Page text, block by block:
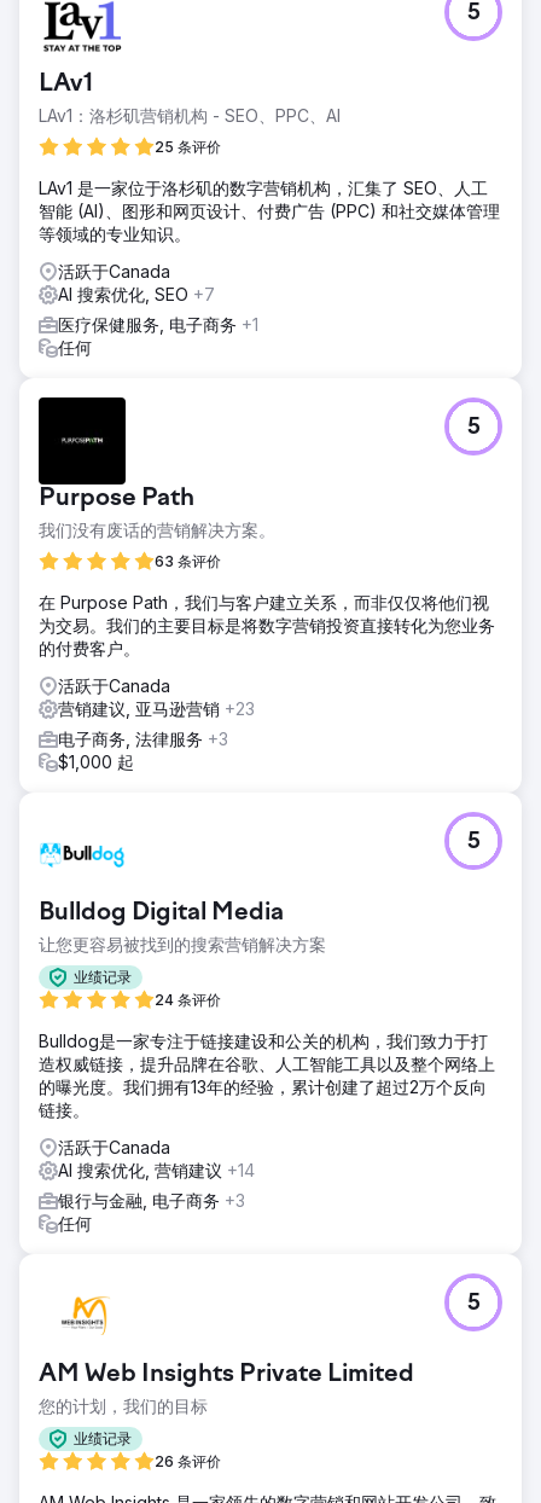
LAv1
LAv1：洛杉矶营销机构 - SEO、PPC、AI
25 条评价
5
LAv1 是一家位于洛杉矶的数字营销机构，汇集了 SEO、人工
智能 (AI)、图形和网页设计、付费广告 (PPC) 和社交媒体管理
等领域的专业知识。
活跃于Canada
AI 搜索优化, SEO +7
医疗保健服务, 电子商务 +1
任何
Purpose Path
我们没有废话的营销解决方案。
63 条评价
5
在 Purpose Path，我们与客户建立关系，而非仅仅将他们视
为交易。我们的主要目标是将数字营销投资直接转化为您业务
的付费客户。
活跃于Canada
营销建议, 亚马逊营销 +23
电子商务, 法律服务 +3
$1,000 起
Bulldog Digital Media
让您更容易被找到的搜索营销解决方案
业绩记录
24 条评价
5
Bulldog是一家专注于链接建设和公关的机构，我们致力于打
造权威链接，提升品牌在谷歌、人工智能工具以及整个网络上
的曝光度。我们拥有13年的经验，累计创建了超过2万个反向
链接。
活跃于Canada
AI 搜索优化, 营销建议 +14
银行与金融, 电子商务 +3
任何
AM Web Insights Private Limited
您的计划，我们的目标
业绩记录
26 条评价
5